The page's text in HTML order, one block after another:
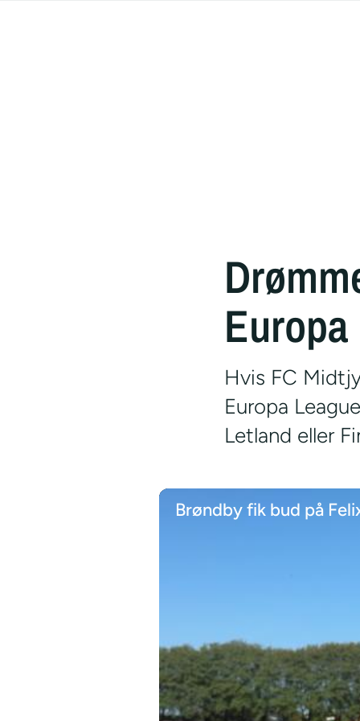
Hvis FC
Europa
Letland eller
Brøndby fik bud på